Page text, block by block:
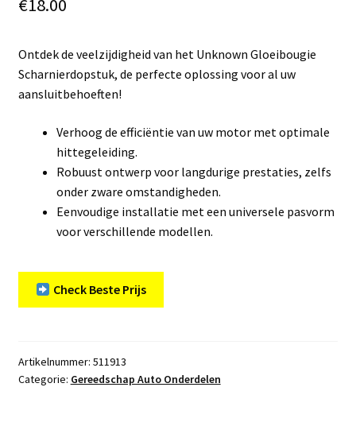
€18.00
Ontdek de veelzijdigheid van het Unknown Gloeibougie
Scharnierdopstuk, de perfecte oplossing voor al uw
aansluitbehoeften!
Verhoog de efficiëntie van uw motor met optimale
hittegeleiding.
Robuust ontwerp voor langdurige prestaties, zelfs
onder zware omstandigheden.
Eenvoudige installatie met een universele pasvorm
voor verschillende modellen.
Check Beste Prijs
Artikelnummer: 511913
Categorie: Gereedschap Auto Onderdelen